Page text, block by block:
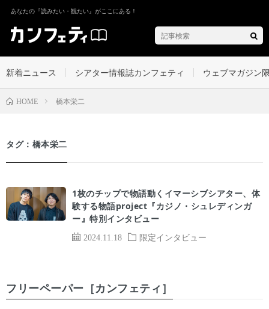
あなたの『読みたい・観たい』がここにある！
新着ニュース シアター情報誌カンフェティ ウェブマガジン
HOME 橋本栄二
タグ：橋本栄二
2024.11.18 限定インタビュー
1枚のチップで物語動くイマーシブシアター、体
験する物語project『カジノ・シュレディンガ
ー』特別インタビュー
フリーペーパー［カンフェティ］